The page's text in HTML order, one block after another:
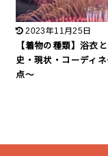
2023年11月25日
【着物の種類】浴衣
史・現状・コーディ
点〜